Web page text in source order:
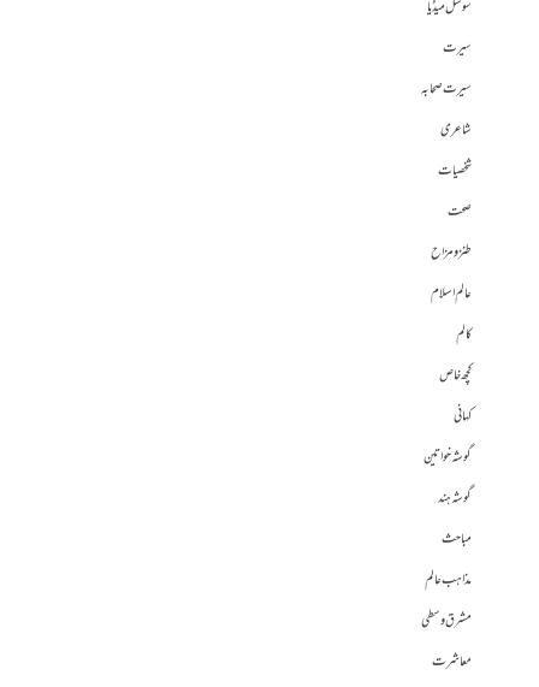
سوشل میڈیا
سیرت
سیرت صحابہ
شاعری
شخصیات
صحت
طنز و مزاح
عالم اسلام
کالم
کچھ خاص
کہانی
گوشہ خواتین
گوشہ ہند
مباحث
مذاہب عالم
مشرق وسطی
معاشرت